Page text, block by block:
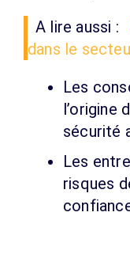
A lire aussi :
dans le
Les
l’origine
sécurité
Les
risques